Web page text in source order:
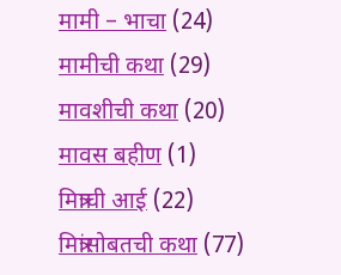
मामी – भाचा (24)
मामीची कथा (29)
मावशीची कथा (20)
मावस बहीण (1)
मित्राची आई (22)
मित्रांसोबतची कथा (77)